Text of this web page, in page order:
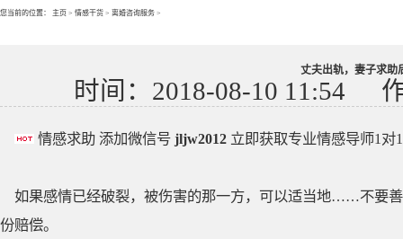
您当前的位置： 主页 > 情感干货 > 离婚咨询服务 >
丈夫出轨，妻子求助
时间：2018-08-10 11:54
情感求助 添加微信号 jljw2012 立即获取专业情感导师1对
如果感情已经破裂，被伤害的那一方，可以适当地……不要
份赔偿。